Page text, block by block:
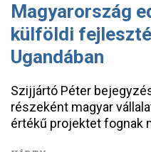
Magyarország
külföldi
Ugandában
Szijjártó Péter
részeként magyar
értékű projektet fognak